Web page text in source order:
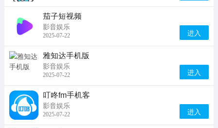
茄子短视频
影音娱乐
2025-07-22 进入
雅知达手机版
影音娱乐
2025-07-22 进入
叮咚fm手机客
影音娱乐
2025-07-22 进入